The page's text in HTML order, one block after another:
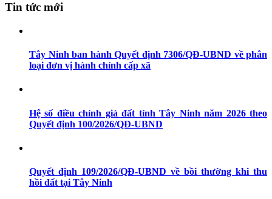
Tin tức mới
Tây Ninh ban hành Quyết định 7306/QĐ-UBND về phân
loại đơn vị hành chính cấp xã
Hệ số điều chỉnh giá đất tỉnh Tây Ninh năm 2026 theo
Quyết định 100/2026/QĐ-UBND
Quyết định 109/2026/QĐ-UBND về bồi thường khi thu
hồi đất tại Tây Ninh